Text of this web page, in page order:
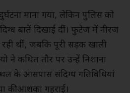
माना गया, लेकिन पुलिस को
बातें दिखाई दीं। फुटेज में नीरज
थीं, जबकि पूरी सड़क खाली
ने कथित तौर पर उन्हें निशाना
के आसपास संदिग्ध गतिविधियां
की आशंका गहराई।